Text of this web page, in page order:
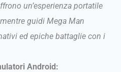
un’esperienza portatile
guidi Mega Man
ed epiche battaglie con i
Android: